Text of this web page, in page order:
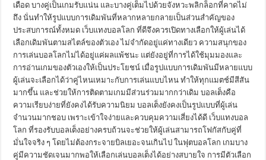
เดือด บางคู่เป็นเกมรับแน่น และบางคู่เต็มไปด้วยจังหวะพลิกล็อกที่คาดไม่
ถึง นั่นทำให้รูปแบบการเดิมพันที่หลากหลายกลายเป็นส่วนสำคัญของ
ประสบการณ์ทั้งหมด เว็บแทงบอลโลก ที่ดีจึงควรเปิดทางเลือกให้ผู้เล่นได้
เลือกเดิมพันตามสไตล์ของตัวเอง ไม่จำกัดอยู่แค่ทางเดียว ความสนุกของ
การเล่นบอลโลกไม่ได้อยู่แค่ผลแพ้ชนะ แต่ยังอยู่ที่การได้ใช้มุมมองและ
การอ่านเกมของตัวเองให้เป็นประโยชน์ เมื่อรูปแบบการเดิมพันมีหลายแบบ
ผู้เล่นจะเลือกได้ว่าคู่ไหนเหมาะกับการเล่นแบบไหน ทำให้ทุกแมตช์มีสีสัน
มากขึ้น และช่วยให้การติดตามเกมมีส่วนร่วมมากกว่าเดิม บอลเต็งคือ
ความเรียบง่ายที่ยังคงได้รับความนิยม บอลเต็งยังคงเป็นรูปแบบที่ผู้เล่น
จำนวนมากชอบ เพราะเข้าใจง่ายและควบคุมความเสี่ยงได้ดี เว็บแทงบอล
โลก ที่รองรับบอลเต็งอย่างครบถ้วนจะช่วยให้ผู้เล่นสามารถโฟกัสกับคู่ที่
มั่นใจจริง ๆ โดยไม่ต้องกระจายบิลเยอะจนเกินไป ในฟุตบอลโลก เกมบาง
คู่มีความชัดเจนมากพอให้เลือกเล่นบอลเต็งได้อย่างสบายใจ การมีตัวเลือก